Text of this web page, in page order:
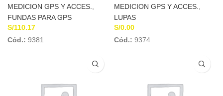
MEDICION GPS Y ACCES.
FUNDAS PARA GPS
S/110.17
Cód.: 9381
MEDICION GPS Y ACCES.
LUPAS
S/0.00
Cód.: 9374